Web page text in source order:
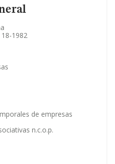
1982
de empresas
n.c.o.p.
en otras empresas.
sobre la empresa.
complementaria.